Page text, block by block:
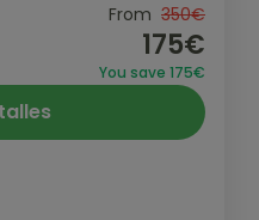
Perdiguero por el
del lugar.
masificaciones del
de Benasque
From 350€
175€
You save 175€